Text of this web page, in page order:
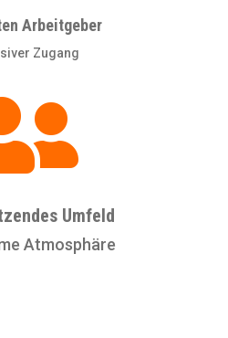
Arbeitgeber
Zugang
Umfeld
Atmosphäre